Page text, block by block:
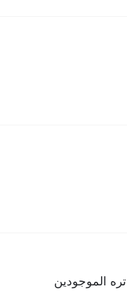
الموجودين